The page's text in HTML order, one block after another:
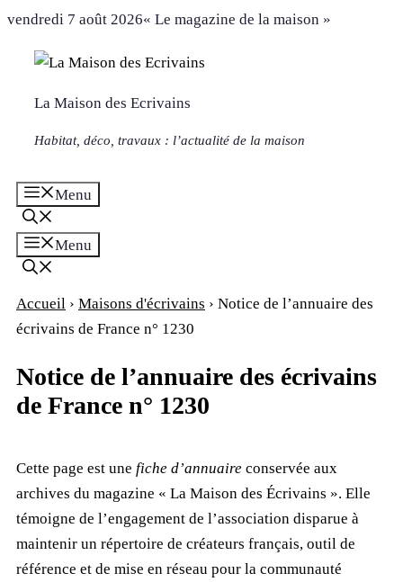
Aller
contenu
vendredi 7 août 2026« Le magazine de la maison »
La Maison des Ecrivains
Habitat, déco, travaux : l’actualité de la maison
Menu
Menu
Accueil › Maisons d'écrivains › Notice de l’annuaire des
écrivains de France n° 1230
Notice de l’annuaire des écrivains
de France n° 1230
Cette page est une fiche d’annuaire conservée aux
archives du magazine « La Maison des Écrivains ». Elle
témoigne de l’engagement de l’association disparue à
maintenir un répertoire de créateurs français, outil de
référence et de mise en réseau pour la communauté